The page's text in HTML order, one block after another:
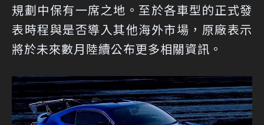
規劃中保有一席之地。至於各車型的正式發
表時程與是否導入其他海外市場，原廠表示
將於未來數月陸續公布更多相關資訊。